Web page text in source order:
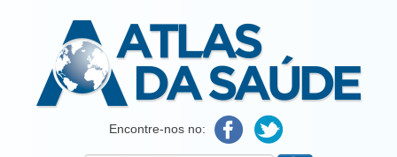
Atlas da SaúdeEncontre-nos no: